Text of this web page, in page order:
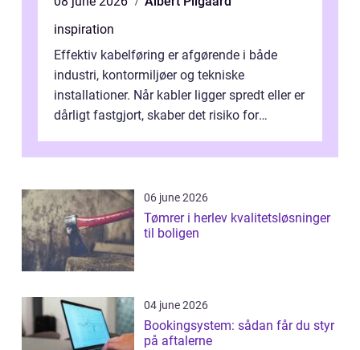
inspiration
Effektiv kabelføring er afgørende i både
industri, kontormiljøer og tekniske
installationer. Når kabler ligger spredt eller er
dårligt fastgjort, skaber det risiko for
06 june 2026
Tømrer i herlev kvalitetsløsninger
til boligen
04 june 2026
Bookingsystem: sådan får du styr
på aftalerne